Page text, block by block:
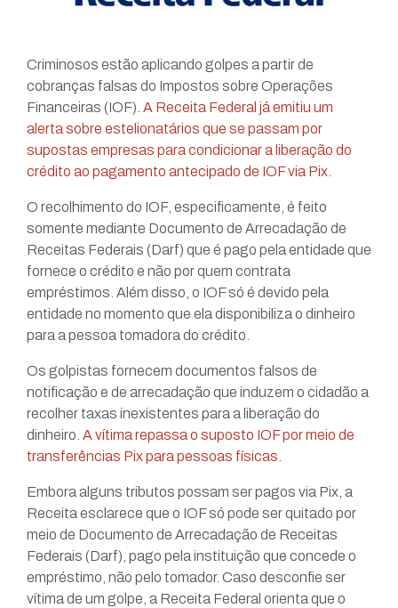
Criminosos estão aplicando golpes a partir de
cobranças falsas do Impostos sobre Operações
Financeiras (IOF). A Receita Federal já emitiu um
alerta sobre estelionatários que se passam por
supostas empresas para condicionar a liberação do
crédito ao pagamento antecipado de IOF via Pix.
O recolhimento do IOF, especificamente, é feito
somente mediante Documento de Arrecadação de
Receitas Federais (Darf) que é pago pela entidade que
fornece o crédito e não por quem contrata
empréstimos. Além disso, o IOF só é devido pela
entidade no momento que ela disponibiliza o dinheiro
para a pessoa tomadora do crédito.
Os golpistas fornecem documentos falsos de
notificação e de arrecadação que induzem o cidadão a
recolher taxas inexistentes para a liberação do
dinheiro. A vítima repassa o suposto IOF por meio de
transferências Pix para pessoas físicas.
Embora alguns tributos possam ser pagos via Pix, a
Receita esclarece que o IOF só pode ser quitado por
meio de Documento de Arrecadação de Receitas
Federais (Darf), pago pela instituição que concede o
empréstimo, não pelo tomador. Caso desconfie ser
vítima de um golpe, a Receita Federal orienta que o